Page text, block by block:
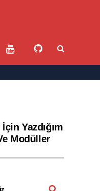
Yazdığım
Modüller